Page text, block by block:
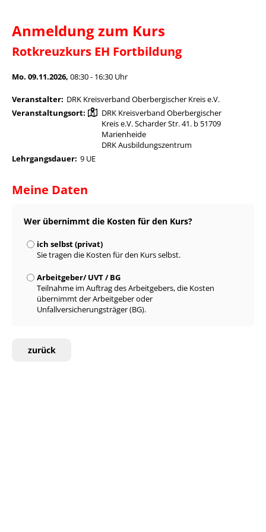
Anmeldung zum Kurs
Rotkreuzkurs EH Fortbildung
Mo. 09.11.2026, 08:30 - 16:30 Uhr
Veranstalter: DRK Kreisverband Oberbergischer Kreis e.V.
Veranstaltungsort:
DRK Kreisverband Oberbergischer
Kreis e.V. Scharder Str. 41. b 51709
Marienheide
DRK Ausbildungszentrum
Lehrgangsdauer: 9 UE
Meine Daten
Wer übernimmt die Kosten für den Kurs?
ich selbst (privat)
Sie tragen die Kosten für den Kurs selbst.
Arbeitgeber/ UVT / BG
Teilnahme im Auftrag des Arbeitgebers, die Kosten
übernimmt der Arbeitgeber oder
Unfallversicherungsträger (BG).
zurück